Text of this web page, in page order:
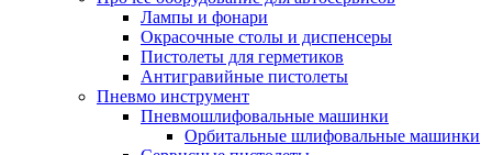
Лампы и фонари
Окрасочные столы и диспенсеры
Пистолеты для герметиков
Антигравийные пистолеты
Пневмо инструмент
Пневмошлифовальные машинки
Орбитальные шлифовальные машинки